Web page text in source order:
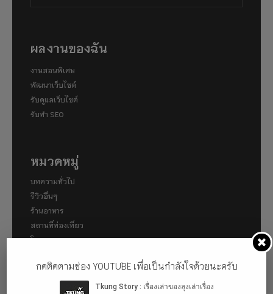
ผลงานของฉัน
งานสอนพิเศษ
พัฒนาเว็บไซต์
รับดูแลเว็บไซต์
รับทำ SEO
หมวดหมู่
บทความทั่วไป
รีวิวอื่นๆ
ร้านอาหาร
สถานที่ท่องเที่ยว
โรงแรม
เรื่องที่น่าสนใจ
กดติดตามช่อง YOUTUBE เพื่อเป็นกำลังใจด้วยนะครับ